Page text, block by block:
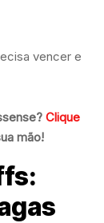
vencer e
Clique
mão!